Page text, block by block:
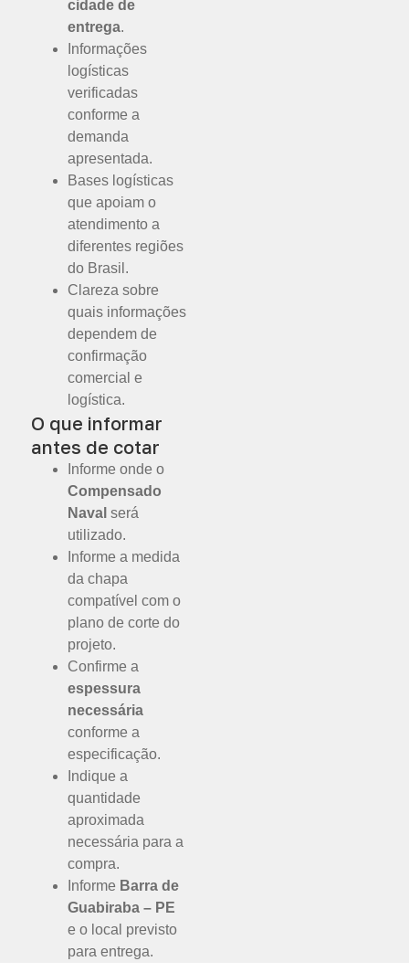
cidade de
entrega.
Informações
logísticas
verificadas
conforme a
demanda
apresentada.
Bases logísticas
que apoiam o
atendimento a
diferentes regiões
do Brasil.
Clareza sobre
quais informações
dependem de
confirmação
comercial e
logística.
O que informar
antes de cotar
Informe onde o
Compensado
Naval será
utilizado.
Informe a medida
da chapa
compatível com o
plano de corte do
projeto.
Confirme a
espessura
necessária
conforme a
especificação.
Indique a
quantidade
aproximada
necessária para a
compra.
Informe Barra de
Guabiraba – PE
e o local previsto
para entrega.